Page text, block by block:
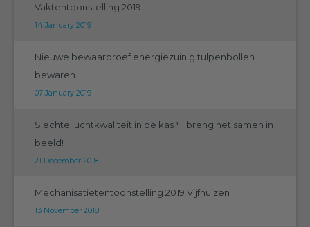
Vaktentoonstelling 2019
14 January 2019
Nieuwe bewaarproef energiezuinig tulpenbollen
bewaren
07 January 2019
Slechte luchtkwaliteit in de kas?... breng het samen in
beeld!
21 December 2018
Mechanisatietentoonstelling 2019 Vijfhuizen
13 November 2018